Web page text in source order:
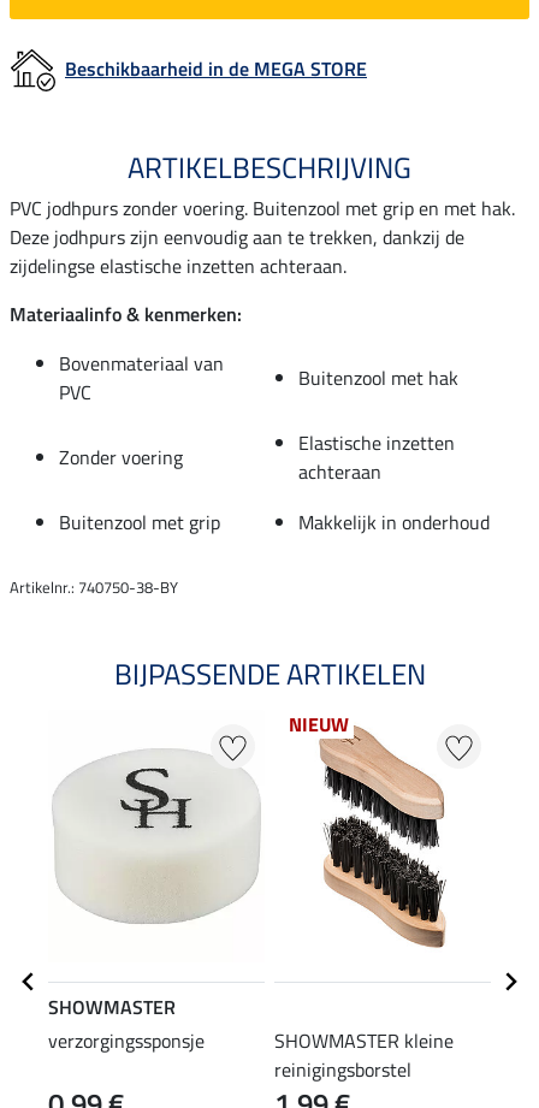
Beschikbaarheid in de MEGA STORE
ARTIKELBESCHRIJVING
PVC jodhpurs zonder voering. Buitenzool met grip en met hak.
Deze jodhpurs zijn eenvoudig aan te trekken, dankzij de
zijdelingse elastische inzetten achteraan.
Materiaalinfo & kenmerken:
Bovenmateriaal van
PVC
Buitenzool met hak
Zonder voering
Elastische inzetten
achteraan
Buitenzool met grip
Makkelijk in onderhoud
Artikelnr.: 740750-38-BY
BIJPASSENDE ARTIKELEN
SHOWMASTER
verzorgingssponsje
NIEUW
SHOWMASTER kleine
reinigingsborstel